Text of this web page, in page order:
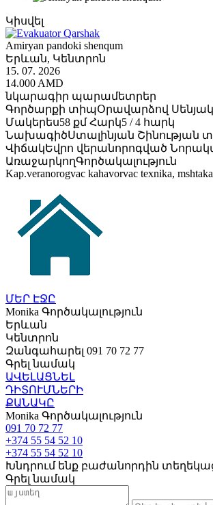
Կիսվել
Amiryan pandoki shenqum
Երևան, Կենտրոն
15. 07. 2026
14.000 AMD
նկարագիր պարամետրեր
Գործարքի տիպՕրավարձով Սենյակ
Մակերես58 քմ Հարկ5 / 4 հարկ
ՆախագիծՍտալինյան Շինության
ՎիճակԵվրո վերանորոգված
ԱռաջարկողԳործակալություն
Kap.veranorogvac kahavorvac texnika,
ՄԵՐ ԷՋԸ
Monika Գործակալություն
Երևան
Կենտրոն
Զանգահարել 091 70 72 77
Գրել նամակ
ԱՎԵԼԱՑՆԵԼ
ԴԻՏՈՒՄՆԵՐԻ
ՔԱՆԱԿԸ
Monika Գործակալություն
091 70 72 77
+374 55 54 52 10
+374 55 54 52 10
Խնդրում ենք բաժանորդին
Գրել նամակ